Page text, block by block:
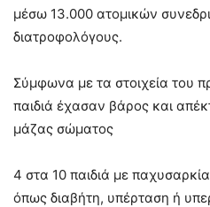
μέσω 13.000 ατομικών
διατροφολόγους.
Σύμφωνα με τα στοιχεία του
παιδιά έχασαν βάρος και
μάζας σώματος
4 στα 10 παιδιά με
όπως διαβήτη, υπέρταση ή